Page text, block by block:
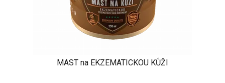
MAST na EKZEMATICKOU KŮŽI